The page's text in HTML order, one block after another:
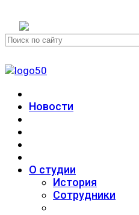
Новости
О студии
История
Сотрудники